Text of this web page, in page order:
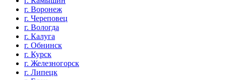
г. Воронеж
г. Череповец
г. Вологда
г. Калуга
г. Обнинск
г. Курск
г. Железногорск
г. Липецк